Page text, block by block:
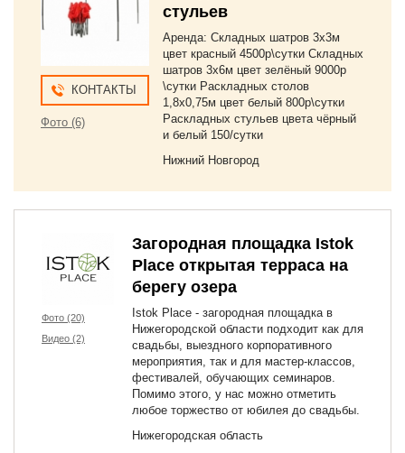
КОНТАКТЫ
Фото (6)
стульев
Аренда: Складных шатров 3х3м
цвет красный 4500р\сутки Складных
шатров 3х6м цвет зелёный 9000р
\сутки Раскладных столов
1,8х0,75м цвет белый 800р\сутки
Раскладных стульев цвета чёрный
и белый 150/сутки
Нижний Новгород
Фото (20)
Видео (2)
Загородная площадка Istok
Place открытая терраса на
берегу озера
Istok Place - загородная площадка в
Нижегородской области подходит как для
свадьбы, выездного корпоративного
мероприятия, так и для мастер-классов,
фестивалей, обучающих семинаров.
Помимо этого, у нас можно отметить
любое торжество от юбилея до свадьбы.
Нижегородская область